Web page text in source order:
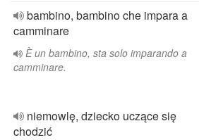
bambino, bambino che impara a
camminare
È un bambino, sta solo imparando a
camminare.
niemowlę, dziecko uczące się
chodzić